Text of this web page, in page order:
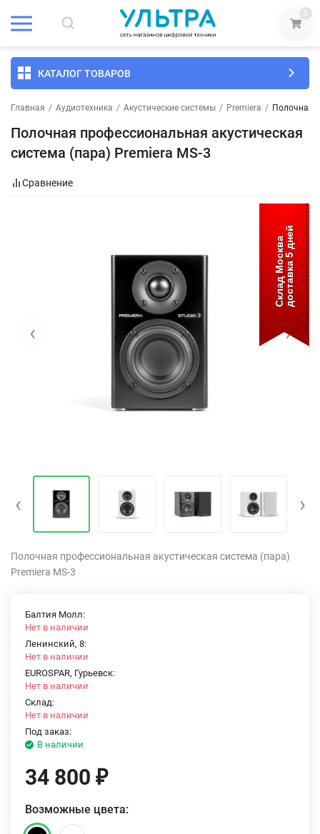
0
КАТАЛОГ ТОВАРОВ
Главная / Аудиотехника / Акустические системы / Premiera / Полочная
Полочная профессиональная акустическая
система (пара) Premiera MS-3
Сравнение
‹ ›
‹ ›
Склад Москвадоставка 5 дней
Полочная профессиональная акустическая система (пара)
Premiera MS-3
Балтия Молл:
Нет в наличии
Ленинский, 8:
Нет в наличии
EUROSPAR, Гурьевск:
Нет в наличии
Склад:
Нет в наличии
Под заказ:
В наличии
34 800 ₽
Возможные цвета: